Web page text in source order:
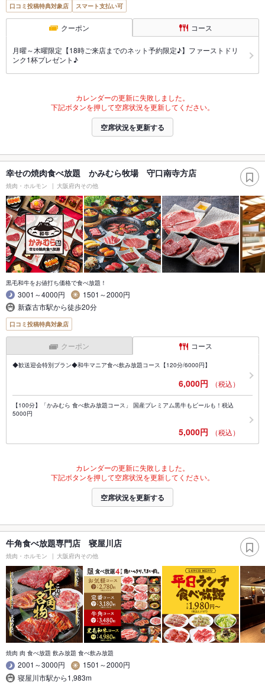
口コミ投稿特典対象店 スマート支払い可
クーポン コース
月曜～木曜限定【18時ご来店までのネット予約限定♪】ファーストドリ
ンク1杯プレゼント♪
カレンダーの更新に失敗しました。
下記ボタンを押して空席状況を更新してください。
空席状況を更新する
幸せの焼肉食べ放題 かみむら牧場 守口南寺方店
焼肉・ホルモン 大阪府内その他
黒毛和牛をお値打ち価格で食べ放題！
3001～4000円
1501～2000円
新森古市駅から徒歩20分
口コミ投稿特典対象店
クーポン コース
◆歓送迎会特別プラン◆和牛マニア食べ飲み放題コース【120分/6000円】
6,000円 （税込）
【100分】「かみむら 食べ飲み放題コース」 国産プレミアム黒牛もビールも！税込
5000円
5,000円 （税込）
カレンダーの更新に失敗しました。
下記ボタンを押して空席状況を更新してください。
空席状況を更新する
牛角食べ放題専門店 寝屋川店
焼肉・ホルモン 大阪府内その他
焼肉 肉 食べ放題 飲み放題 食べ飲み放題
2001～3000円
1501～2000円
寝屋川市駅から1,983m